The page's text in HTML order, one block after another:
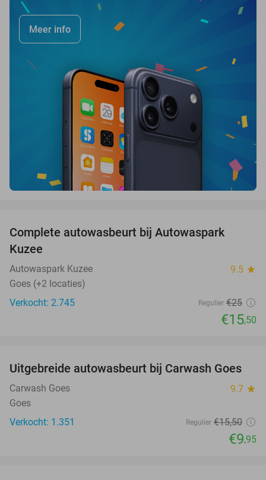
Meer info
Complete autowasbeurt bij Autowaspark
Kuzee
Autowaspark Kuzee 9.5 star
Goes (+2 locaties)
Verkocht: 2.745
Regulier €25
€15,50
36%
Uitgebreide autowasbeurt bij Carwash Goes
Carwash Goes 9.7 star
Goes
Verkocht: 1.351
Regulier €15,50
€9,95